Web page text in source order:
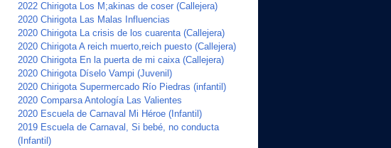
2022 Chirigota Los M;akinas de coser (Callejera)
2020 Chirigota Las Malas Influencias
2020 Chirigota La crisis de los cuarenta (Callejera)
2020 Chirigota A reich muerto,reich puesto (Callejera)
2020 Chirigota En la puerta de mi caixa (Callejera)
2020 Chirigota Díselo Vampi (Juvenil)
2020 Chirigota Supermercado Río Piedras (infantil)
2020 Comparsa Antología Las Valientes
2020 Escuela de Carnaval Mi Héroe (Infantil)
2019 Escuela de Carnaval, Si bebé, no conducta
(Infantil)